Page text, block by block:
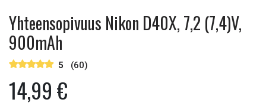
Yhteensopivuus Nikon D40X, 7,2 (7,4)V,
900mAh
5 (60)
14,99 €